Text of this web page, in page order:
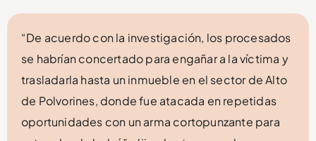
“De acuerdo con la investigación, los procesados
se habrían concertado para engañar a la víctima y
trasladarla hasta un inmueble en el sector de Alto
de Polvorines, donde fue atacada en repetidas
oportunidades con un arma cortopunzante para